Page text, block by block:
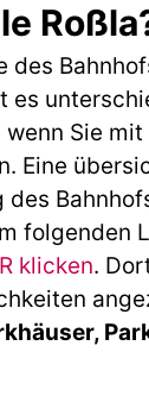
des
es
Sie
Eine
des
folgenden
klicken.